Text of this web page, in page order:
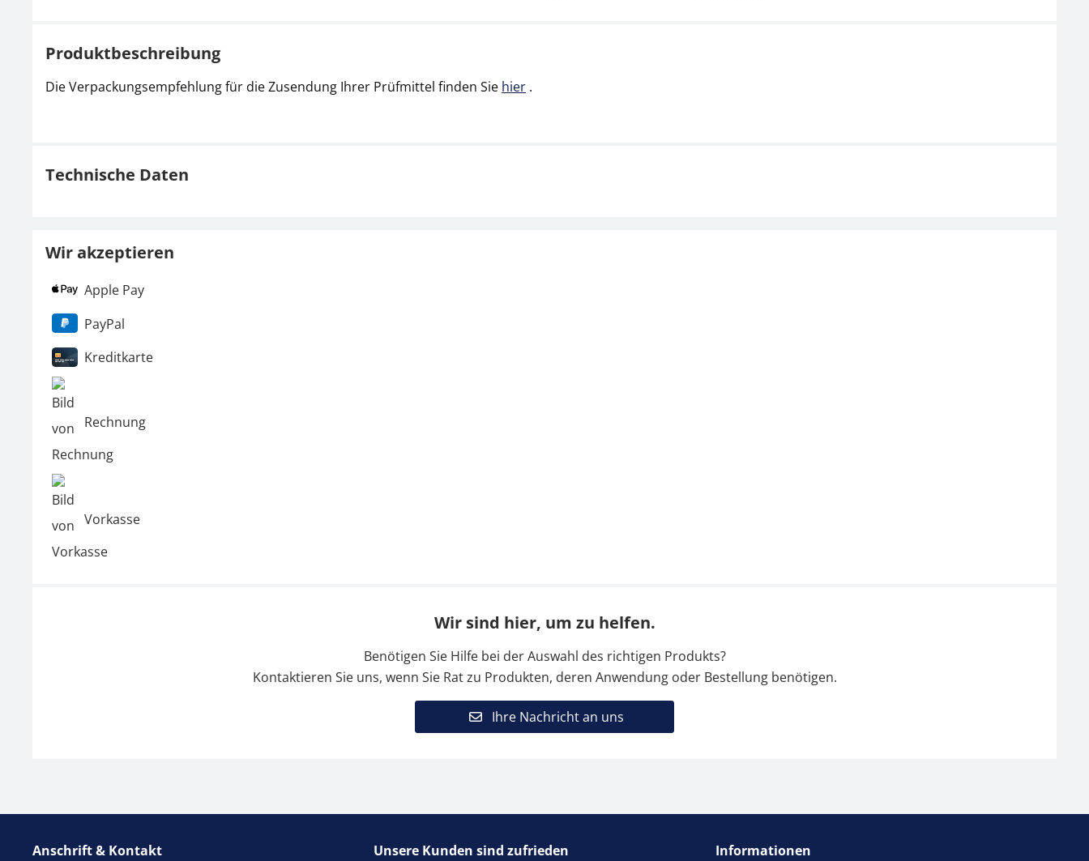
Produktbeschreibung
Die Verpackungsempfehlung für die Zusendung Ihrer Prüfmittel finden Sie hier .
Technische Daten
Wir akzeptieren
Apple Pay
PayPal
Kreditkarte
Rechnung
Vorkasse
Wir sind hier, um zu helfen.
Benötigen Sie Hilfe bei der Auswahl des richtigen Produkts?
Kontaktieren Sie uns, wenn Sie Rat zu Produkten, deren Anwendung oder Bestellung benötigen.
Ihre Nachricht an uns
Anschrift & Kontakt
Unsere Kunden sind zufrieden
Informationen